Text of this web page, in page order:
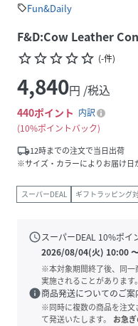
sellFun&Daily
F&D:Cow Leather
star_borderstar_borderstar_borderstar_borderstar_border (-件)
4,840円 /税込
440ポイント 内訳
10%ポイントバック
local_shipping12時までの注文で当日出荷
※サイズ・カラーによりお届け日
スーパーDEAL ギフトラッピング
scheduleスーパーDEAL 10%ポイ
2026/08/04(火) 10:00
※本対象期間終了後、同一
実施されることがあります。
info商品発送についてのご案
※同時に複数の商品を注文
て発送いたします。
お急